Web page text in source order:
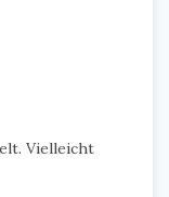
Vielleicht